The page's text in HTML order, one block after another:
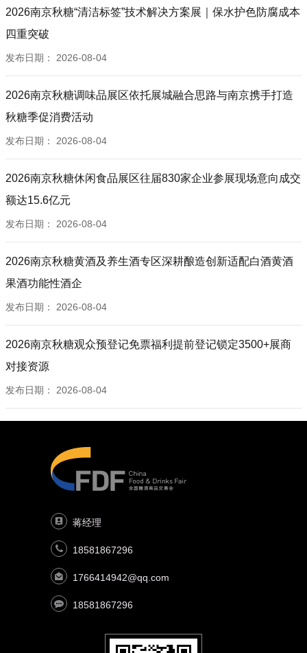
2026南京秋糖“清洁标签”技术解决方案展｜保水护色防腐成本
四重突破
发布日期： 2026-08-04
2026南京秋糖调味品展区依托展城融合思路与南京携手打造
秋糖季促消费活动
发布日期： 2026-08-04
2026南京秋糖休闲食品展区往届830家企业参展现场意向成交
额达15.6亿元
发布日期： 2026-08-04
2026南京秋糖黄酒及养生酒专区深耕酿造创新适配白酒黄酒
果酒功能性酒企
发布日期： 2026-08-04
2026南京秋糖观众预登记免票福利提前登记锁定3500+展商
对接资源
发布日期： 2026-08-04
蒋经理
18581867296
1766414942@qq.com
18581867296